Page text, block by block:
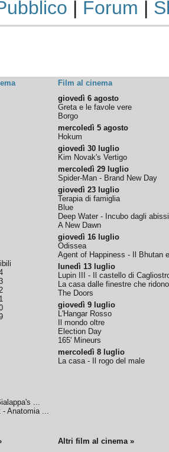
| Forum |
Film al cinema
...
- Anatomia ...
giovedì 6 agosto
Greta e le favole vere
Borgo
mercoledì 5 agosto
Hokum
giovedì 30 luglio
Kim Novak's Vertigo
mercoledì 29 luglio
Spider-Man - Brand New Day
giovedì 23 luglio
Terapia di famiglia
Blue
Deep Water - Incubo dagli abissi
A New Dawn
giovedì 16 luglio
Odissea
Agent of Happiness - Il Bhutan
lunedì 13 luglio
Lupin III - Il castello di
La casa dalle finestre che ridono
The Doors
giovedì 9 luglio
L'Hangar Rosso
Il mondo oltre
Election Day
165' Mineurs
mercoledì 8 luglio
La casa - Il rogo del male
Altri film al cinema »